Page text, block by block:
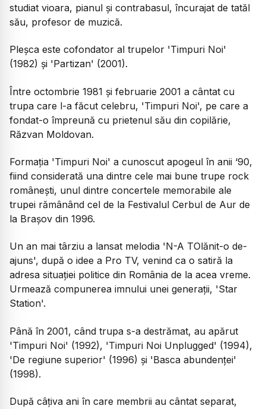
studiat vioara, pianul și contrabasul, încurajat de tatăl
său, profesor de muzică.
Pleșca este cofondator al trupelor 'Timpuri Noi'
(1982) și 'Partizan' (2001).
Între octombrie 1981 și februarie 2001 a cântat cu
trupa care l-a făcut celebru, 'Timpuri Noi', pe care a
fondat-o împreună cu prietenul său din copilărie,
Răzvan Moldovan.
Formația 'Timpuri Noi' a cunoscut apogeul în anii ‘90,
fiind considerată una dintre cele mai bune trupe rock
românești, unul dintre concertele memorabile ale
trupei rămânând cel de la Festivalul Cerbul de Aur de
la Brașov din 1996.
Un an mai târziu a lansat melodia 'N-A TOlănit-o de-
ajuns', după o idee a Pro TV, venind ca o satiră la
adresa situației politice din România de la acea vreme.
Urmează compunerea imnului unei generații, 'Star
Station'.
Până în 2001, când trupa s-a destrămat, au apărut
'Timpuri Noi' (1992), 'Timpuri Noi Unplugged' (1994),
'De regiune superior' (1996) și 'Basca abundenței'
(1998).
După câțiva ani în care membrii au cântat separat,